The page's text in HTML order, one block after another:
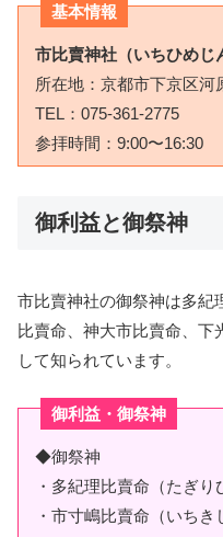
基本情報
市比賣神社（いちひめじ
所在地：京都市下京区河
TEL： 075-361-2775
参拝時間：9:00〜16:30
御利益と御祭神
市比賣神社の御祭神は多紀
比賣命、神大市比賣命、下
して知られています。
御利益・御祭神
◆御祭神
・多紀理比賣命（たぎり
・市寸嶋比賣命（いちき